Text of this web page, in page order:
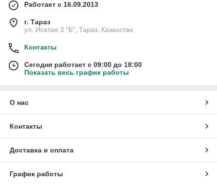
Работает с 16.09.2013
г. Тараз
ул. Исатая 3 "Б", Тараз, Казахстан
Контакты
Сегодня работает с 09:00 до 18:00
Показать весь график работы
О нас
Контакты
Доставка и оплата
График работы